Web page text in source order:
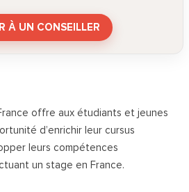
À UN CONSEILLER
offre aux étudiants et jeunes
d’enrichir leur cursus
leurs compétences
un stage en France.